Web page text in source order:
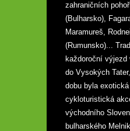
zahraničních
(Bulharsko),
Maramureš, Rodnei
(Rumunsko)...
každoroční výjezd
do Vysokých
dobu byla
cykloturistická
východního
bulharského